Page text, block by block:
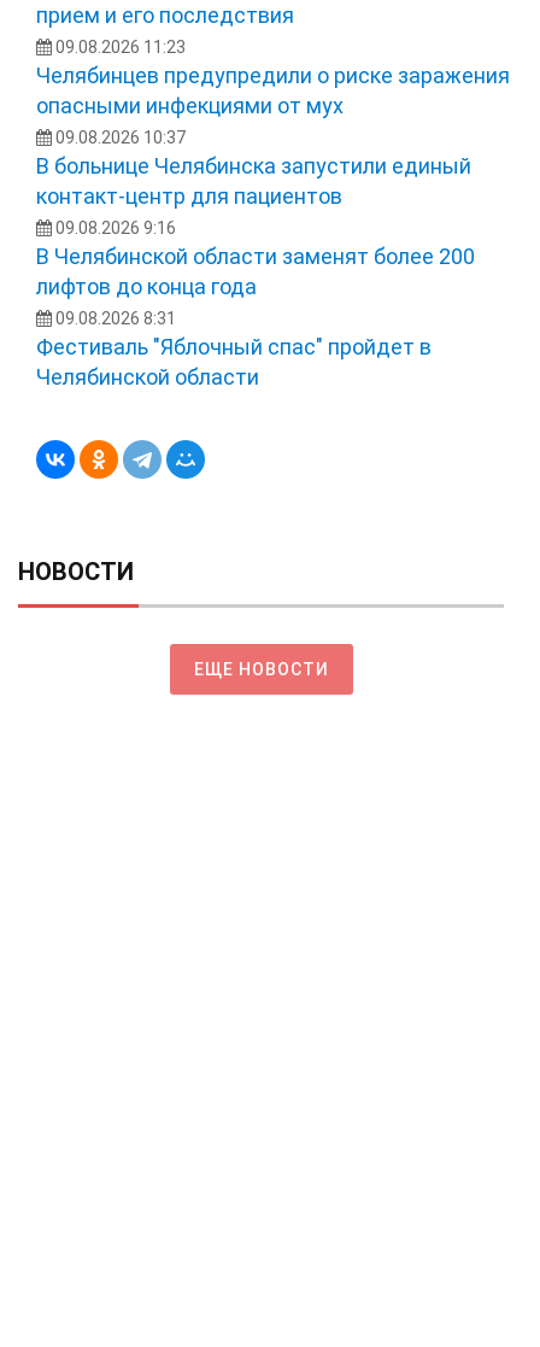
прием и его последствия
09.08.2026 11:23
Челябинцев предупредили о риске заражения
опасными инфекциями от мух
09.08.2026 10:37
В больнице Челябинска запустили единый
контакт-центр для пациентов
09.08.2026 9:16
В Челябинской области заменят более 200
лифтов до конца года
09.08.2026 8:31
Фестиваль "Яблочный спас" пройдет в
Челябинской области
НОВОСТИ
ЕЩЕ НОВОСТИ